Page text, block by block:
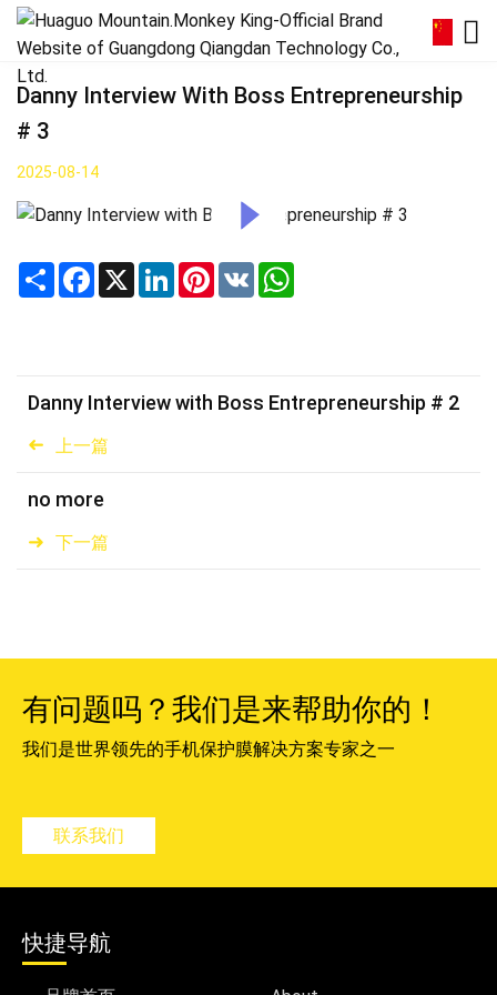
Danny Interview With Boss Entrepreneurship
# 3
2025-08-14
Share Facebook
X LinkedInPinterest
VK
上一篇
Danny Interview with Boss Entrepreneurship # 2
下一篇
no more
有问题吗？我们是来帮助你的！
我们是世界领先的手机保护膜解决方案专家之一
联系我们
快捷导航